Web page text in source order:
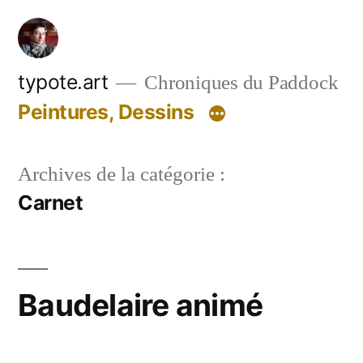
Aller
contenu
typote.art Chroniques du Paddock
Peintures, Dessins
Archives de la catégorie :
Carnet
Baudelaire animé